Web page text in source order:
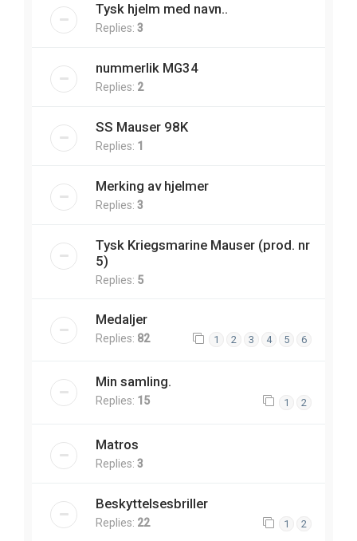
Tysk hjelm med navn..
Replies: 3
nummerlik MG34
Replies: 2
SS Mauser 98K
Replies: 1
Merking av hjelmer
Replies: 3
Tysk Kriegsmarine Mauser (prod. nr
5)
Replies: 5
Medaljer
Replies: 82 1 2 3 4 5 6
Min samling.
Replies: 15 1 2
Matros
Replies: 3
Beskyttelsesbriller
Replies: 22 1 2